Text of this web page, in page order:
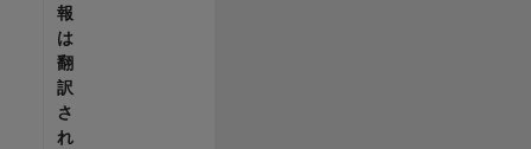
報
は
翻
訳
さ
れ